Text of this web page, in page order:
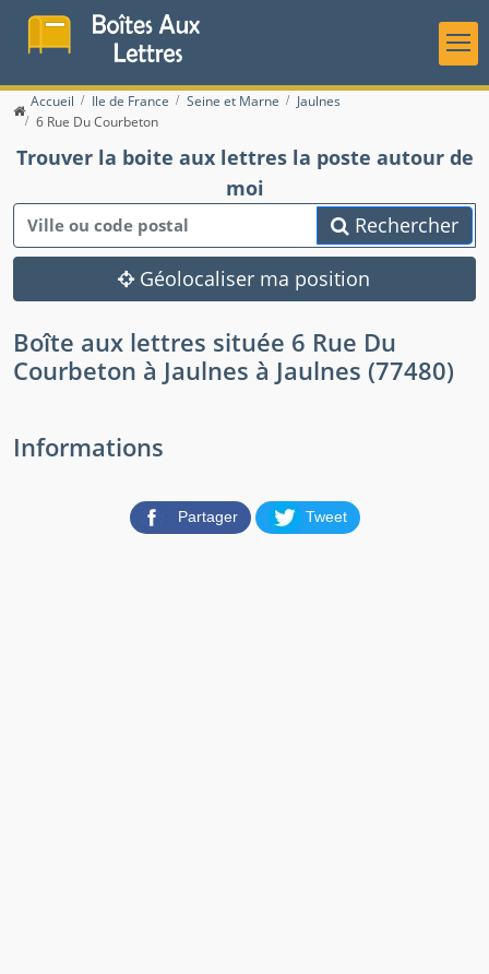
Accueil Ile de France Seine et Marne
Jaulnes
6 Rue Du Courbeton
Trouver la boite aux lettres la poste autour de
moi
Rechercher
Géolocaliser ma position
Boîte aux lettres située 6 Rue Du
Courbeton à Jaulnes à Jaulnes (77480)
Informations
Partager Tweet